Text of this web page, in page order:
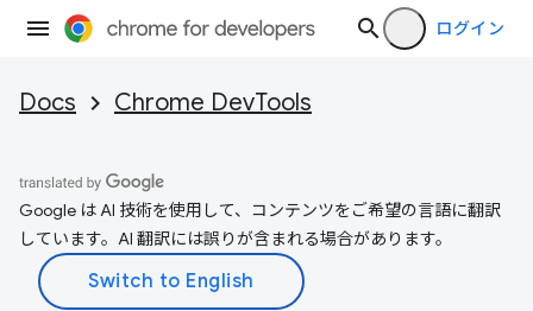
ログイン
Docs Chrome DevTools
Google は AI 技術を使用して、コンテンツをご希望の言語に翻訳
しています。AI 翻訳には誤りが含まれる場合があります。